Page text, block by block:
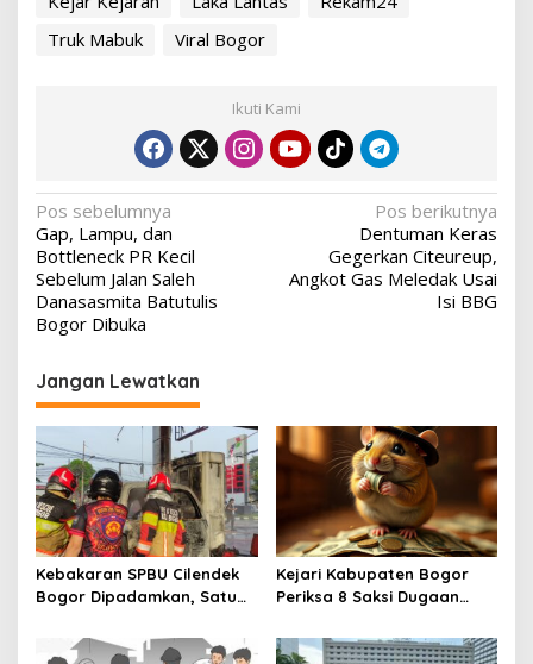
Truk Mabuk
Viral Bogor
Ikuti Kami
Navigasi
pos
Pos sebelumnya
Gap, Lampu, dan
Bottleneck PR Kecil
Sebelum Jalan Saleh
Danasasmita Batutulis
Bogor Dibuka
Pos berikutnya
Dentuman Keras
Gegerkan Citeureup,
Angkot Gas Meledak Usai
Isi BBG
Jangan Lewatkan
Kebakaran SPBU Cilendek
Bogor Dipadamkan, Satu
Kejari Kabupaten Bogor
Periksa 8 Saksi Dugaan
Pemkab dan Pihak Swasta